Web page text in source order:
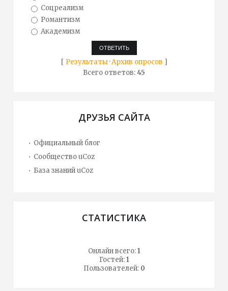
Соцреализм
Романтизм
Академизм
[ Результаты·Архив опросов ]
Всего ответов:45
ДРУЗЬЯ САЙТА
Официальный блог
Сообщество uCoz
База знаний uCoz
СТАТИСТИКА
Онлайн всего:1
Гостей:1
Пользователей: 0